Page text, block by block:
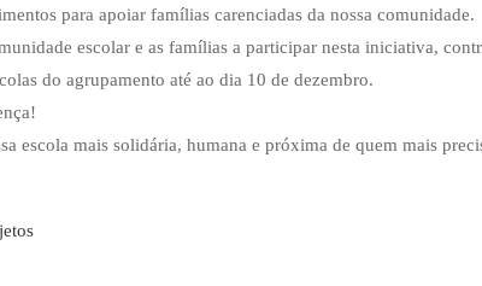
para apoiar famílias carenciadas da nossa comunidade.
escolar e as famílias a participar nesta iniciativa,
do agrupamento até ao dia 10 de dezembro.
escola mais solidária, humana e próxima de quem mais